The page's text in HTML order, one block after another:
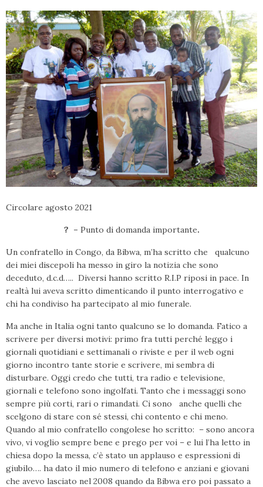
Circolare agosto 2021
? – Punto di domanda importante.
Un confratello in Congo, da Bibwa, m’ha scritto che qualcuno
dei miei discepoli ha messo in giro la notizia che sono
deceduto, d.c.d….. Diversi hanno scritto R.I.P riposi in pace. In
realtà lui aveva scritto dimenticando il punto interrogativo e
chi ha condiviso ha partecipato al mio funerale.
Ma anche in Italia ogni tanto qualcuno se lo domanda. Fatico a
scrivere per diversi motivi: primo fra tutti perché leggo i
giornali quotidiani e settimanali o riviste e per il web ogni
giorno incontro tante storie e scrivere, mi sembra di
disturbare. Oggi credo che tutti, tra radio e televisione,
giornali e telefono sono ingolfati. Tanto che i messaggi sono
sempre più corti, rari o rimandati. Ci sono anche quelli che
scelgono di stare con sé stessi, chi contento e chi meno.
Quando al mio confratello congolese ho scritto: – sono ancora
vivo, vi voglio sempre bene e prego per voi – e lui l’ha letto in
chiesa dopo la messa, c’è stato un applauso e espressioni di
giubilo…. ha dato il mio numero di telefono e anziani e giovani
che avevo lasciato nel 2008 quando da Bibwa ero poi passato a